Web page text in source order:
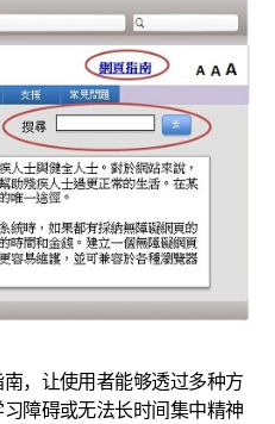
，让使用者能够透过多种方
障碍或无法长时间集中精神